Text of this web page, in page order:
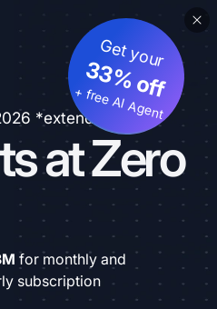
*extended
at Zero
Get your
33% off
+ free AI Agent
for monthly and
subscription